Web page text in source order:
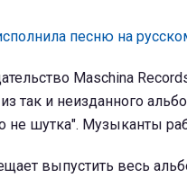
песню на
Maschina
так и неизданного
не шутка". Музыканты
выпустить весь